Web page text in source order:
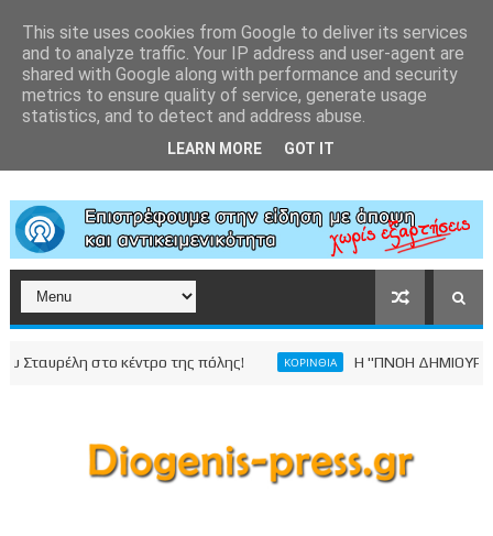
στο κέντρο της πόλης! ΚΟΡΙΝΘΙΑ Η "ΠΝΟΗ ΔΗΜΙΟΥΡΓΙΑΣ"
This site uses cookies from Google to deliver its services
and to analyze traffic. Your IP address and user-agent are
shared with Google along with performance and security
metrics to ensure quality of service, generate usage
statistics, and to detect and address abuse.
LEARN MORE GOT IT